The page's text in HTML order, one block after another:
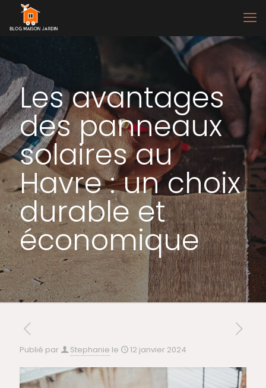
Les avantages
des panneaux
solaires au
Havre : un choix
durable et
économique
Publié par Stephanie le 12 janvier 2024